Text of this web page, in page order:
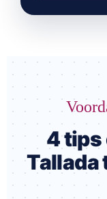
4 tips
Tallada